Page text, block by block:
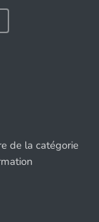
de la catégorie